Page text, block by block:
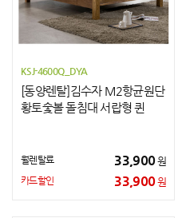
KSJ-4600Q_DYA
[동양렌탈]김수자 M2항균원단
황토숯볼 돌침대 서랍형 퀸
월렌탈료 33,900원
카드할인 33,900원